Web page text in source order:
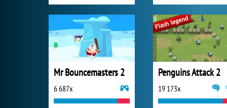
Mr Bouncemasters 2
6 687x
Penguins Attack 2
19 173x